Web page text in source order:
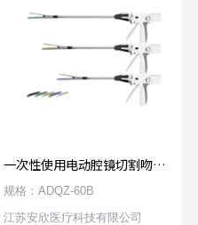
一次性使用电动腔镜切割吻合
器及组件
规格：ADQZ-60B
江苏安欣医疗科技有限公司